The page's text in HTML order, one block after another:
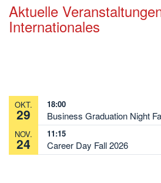
Aktuelle
Internationales
OKT.
29
18:00
Business Graduation Night
NOV.
24
11:15
Career Day Fall 2026